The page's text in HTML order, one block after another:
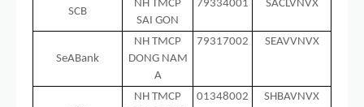
SCB
NH TMCP
SAI GON
79334001 SACLVNVX
SeABank
NH TMCP
DONG NAM
A
79317002 SEAVVNVX
NH TMCP
01348002 SHBAVNVX